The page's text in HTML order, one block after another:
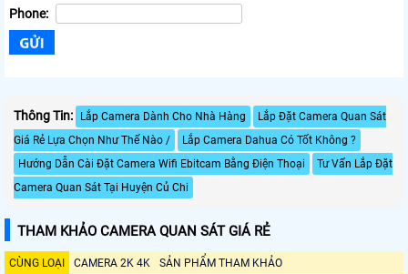
Phone:
Thông Tin: Lắp Camera Dành Cho Nhà Hàng
Lắp Đặt Camera Quan Sát
Giá Rẻ Lựa Chọn Như Thế Nào /
Lắp Camera Dahua Có Tốt Không ?
Hướng Dẫn Cài Đặt Camera Wifi Ebitcam Bằng Điện Thoại
Tư Vấn Lắp Đặt
Camera Quan Sát Tại Huyện Củ Chi
THAM KHẢO CAMERA QUAN SÁT GIÁ RẺ
CÙNG LOẠI CAMERA 2K 4K SẢN PHẨM THAM KHẢO